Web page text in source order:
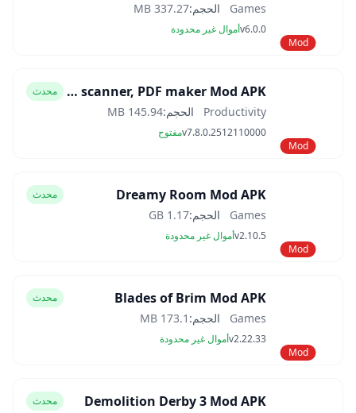
Mod
Games الحجم:337.27 MB
v6.0.0أموال غير محدودة
Mod
CamScanner- scanner, PDF maker Mod APK محدث
Productivity الحجم:145.94 MB
v7.8.0.2512110000مفتوح
Mod
Dreamy Room Mod APK محدث
Games الحجم:1.17 GB
v2.10.5أموال غير محدودة
Mod
Blades of Brim Mod APK محدث
Games الحجم: 173.1 MB
v2.22.33أموال غير محدودة
Demolition Derby 3 Mod APK محدث